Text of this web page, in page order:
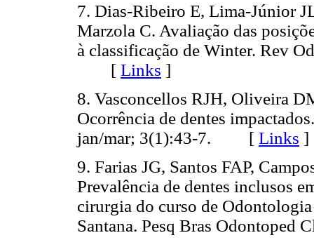
7. Dias-Ribeiro E, Lima-Júnior
Marzola C. Avaliação das
à classificação de Winter. Rev
[ Links ]
8. Vasconcellos RJH, Oliveira
Ocorrência de dentes
jan/mar; 3(1):43-7. [ Links ]
9. Farias JG, Santos FAP,
Prevalência de dentes inclusos
cirurgia do curso de
Santana. Pesq Bras